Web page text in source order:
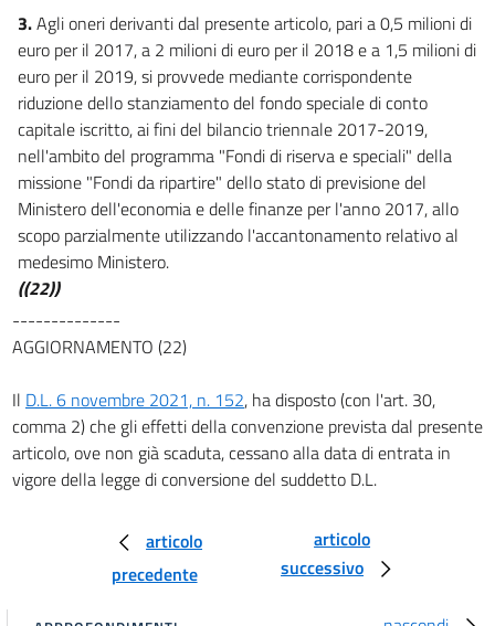
12 bis
13
13 bis
13 ter
14
15
15 bis
15 ter
15 quinquies
15 sexies
15 septies
15 octies
16
16 bis
16 ter
16 quater
3.Agli oneri derivanti dal presente articolo, pari a 0,5 milioni di
euro per il 2017, a 2 milioni di euro per il 2018 e a 1,5 milioni di
euro per il 2019, si provvede mediante corrispondente
riduzione dello stanziamento del fondo speciale di conto
capitale iscritto, ai fini del bilancio triennale 2017-2019,
nell'ambito del programma "Fondi di riserva e speciali" della
missione "Fondi da ripartire" dello stato di previsione del
Ministero dell'economia e delle finanze per l'anno 2017, allo
scopo parzialmente utilizzando l'accantonamento relativo al
medesimo Ministero.
((22))
--------------
AGGIORNAMENTO (22)
Il D.L. 6 novembre 2021, n. 152, ha disposto (con l'art. 30,
comma 2) che gli effetti della convenzione prevista dal presente
articolo, ove non già scaduta, cessano alla data di entrata in
vigore della legge di conversione del suddetto D.L.
articolo
precedente
articolo
successivo